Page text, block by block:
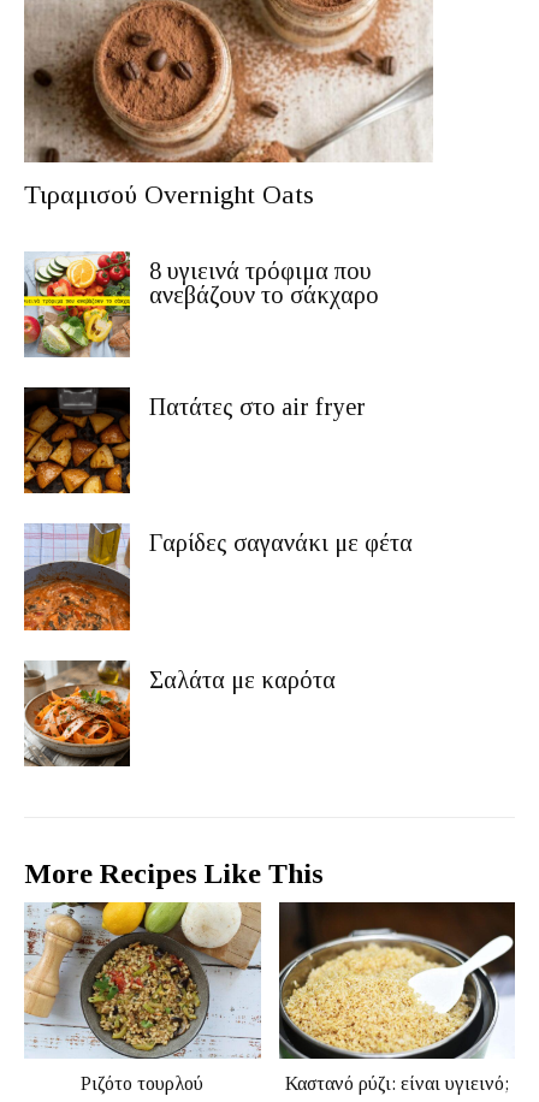
Τιραμισού Overnight Oats
8 υγιεινά τρόφιμα που
ανεβάζουν το σάκχαρο
Πατάτες στο air fryer
Γαρίδες σαγανάκι με φέτα
Σαλάτα με καρότα
More Recipes Like This
Ριζότο τουρλού Καστανό ρύζι: είναι υγιεινό;